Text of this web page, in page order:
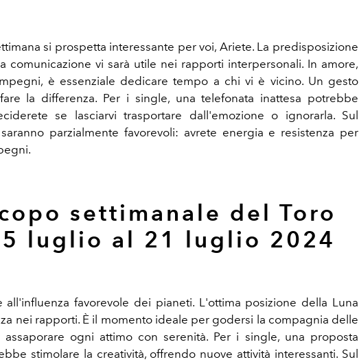
si prospetta interessante per voi, Ariete. La predisposizione
comunicazione vi sarà utile nei rapporti interpersonali. In amore,
è essenziale dedicare tempo a chi vi è vicino. Un gesto
la differenza. Per i single, una telefonata inattesa potrebbe
se lasciarvi trasportare dall'emozione o ignorarla. Sul
parzialmente favorevoli: avrete energia e resistenza per
settimanale del Toro
luglio al 21 luglio 2024
all'influenza favorevole dei pianeti. L'ottima posizione della Luna
nei rapporti. È il momento ideale per godersi la compagnia delle
ogni attimo con serenità. Per i single, una proposta
stimolare la creatività, offrendo nuove attività interessanti. Sul